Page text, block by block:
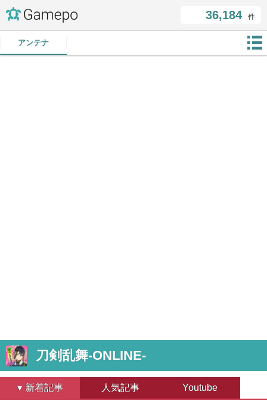
36,184 件
アンテナ
刀剣乱舞-ONLINE-
新着記事 人気記事 Youtube